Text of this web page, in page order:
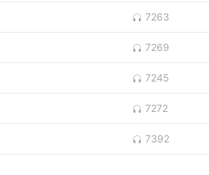
7263
7269
7245
7272
7392